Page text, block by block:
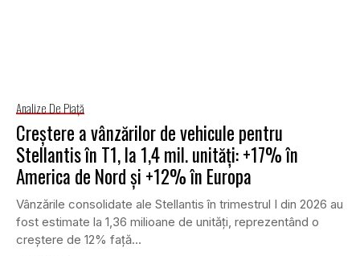
Analize De Piață
Creștere a vânzărilor de vehicule pentru
Stellantis în T1, la 1,4 mil. unități: +17% în
America de Nord și +12% în Europa
Vânzările consolidate ale Stellantis în trimestrul I din 2026 au
fost estimate la 1,36 milioane de unități, reprezentând o
creștere de 12% față...